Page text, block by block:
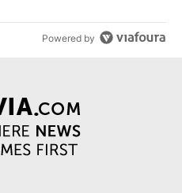
Powered by